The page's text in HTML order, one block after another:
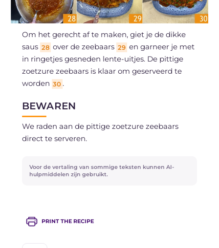
Om het gerecht af te maken, giet je de dikke
saus 28 over de zeebaars 29 en garneer je met
in ringetjes gesneden lente-uitjes. De pittige
zoetzure zeebaars is klaar om geserveerd te
worden 30 .
BEWAREN
We raden aan de pittige zoetzure zeebaars
direct te serveren.
Voor de vertaling van sommige teksten kunnen AI-
hulpmiddelen zijn gebruikt.
PRINT THE RECIPE